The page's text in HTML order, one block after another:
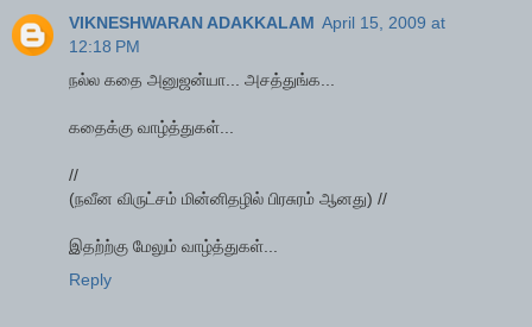
VIKNESHWARAN ADAKKALAM April 15, 2009 at
12:18 PM
நல்ல கதை அனுஜன்யா... அசத்துங்க...
கதைக்கு வாழ்த்துகள்...
//
(நவீன விருட்சம் மின்னிதழில் பிரசுரம் ஆனது) //
இதற்ற்கு மேலும் வாழ்த்துகள்...
Reply